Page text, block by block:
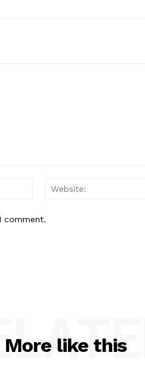
Email:*
comment.
More like this